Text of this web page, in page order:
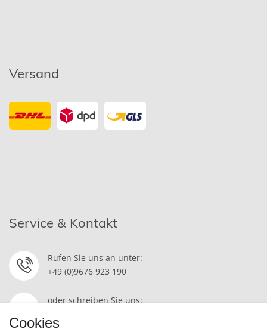
Versand
Service & Kontakt
Rufen Sie uns an unter:
+49 (0)9676 923 190
oder schreiben Sie uns:
Cookies